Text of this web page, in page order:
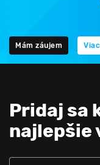
Mám záujem
Pridaj sa
najlepšie